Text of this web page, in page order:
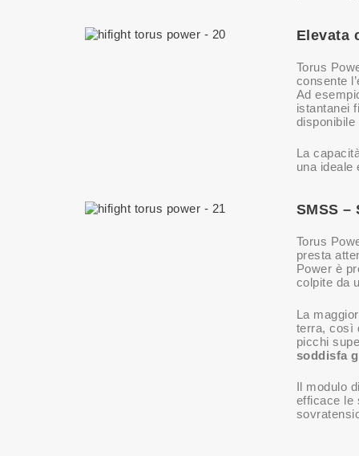
Elevata
Torus
consente
Ad
istantanei
disponibile
La
una ideale
SMSS –
Torus
presta
Power è
colpite da
La
terra, così
picchi
soddisfa
Il modulo
efficace le